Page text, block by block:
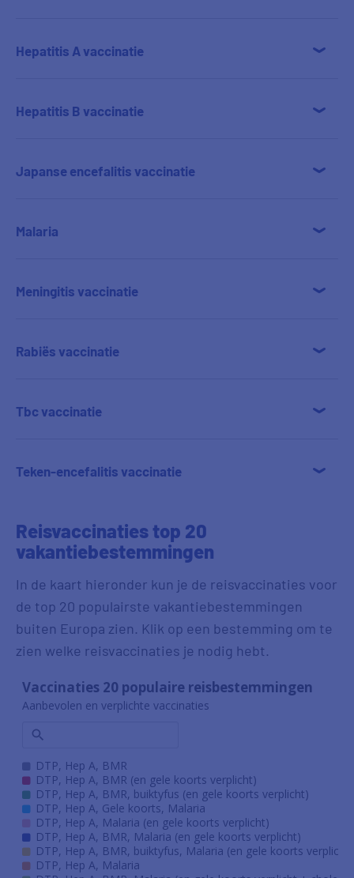
Hepatitis A vaccinatie
Hepatitis B vaccinatie
Japanse encefalitis vaccinatie
Malaria
Meningitis vaccinatie
Rabiës vaccinatie
Tbc vaccinatie
Teken-encefalitis vaccinatie
Reisvaccinaties top 20
vakantiebestemmingen
In de kaart hieronder kun je de reisvaccinaties voor
de top 20 populairste vakantiebestemmingen
buiten Europa zien. Klik op een bestemming om te
zien welke reisvaccinaties je nodig hebt.